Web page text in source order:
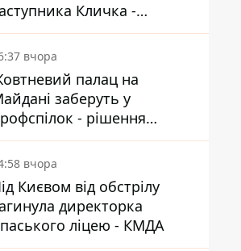
Кличка -
діалог
вчора
палац на
заберуть у
- рішення
суду
вчора
Києвом від обстрілу
директорка
ліцею - КМДА